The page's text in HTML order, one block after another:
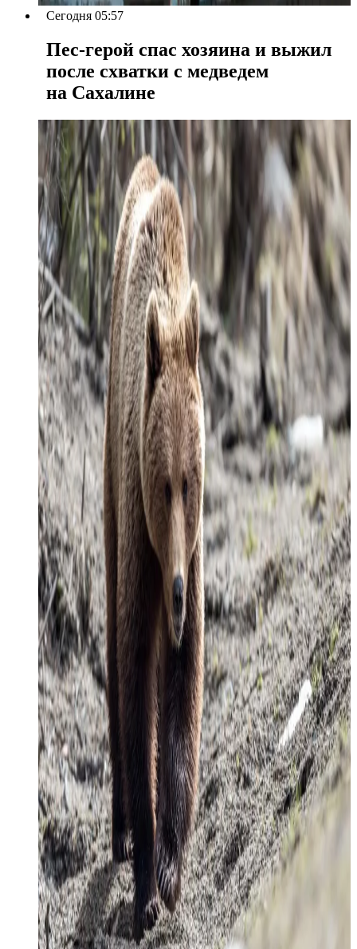
Сегодня 05:57
Пес-герой спас хозяина и выжил
после схватки с медведем
на Сахалине